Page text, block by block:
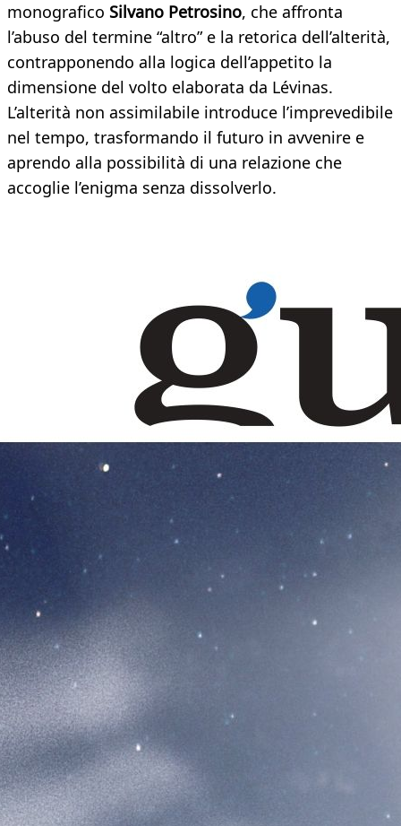
monografico Silvano Petrosino, che affronta
l’abuso del termine “altro” e la retorica dell’alterità,
contrapponendo alla logica dell’appetito la
dimensione del volto elaborata da Lévinas.
L’alterità non assimilabile introduce l’imprevedibile
nel tempo, trasformando il futuro in avvenire e
aprendo alla possibilità di una relazione che
accoglie l’enigma senza dissolverlo.